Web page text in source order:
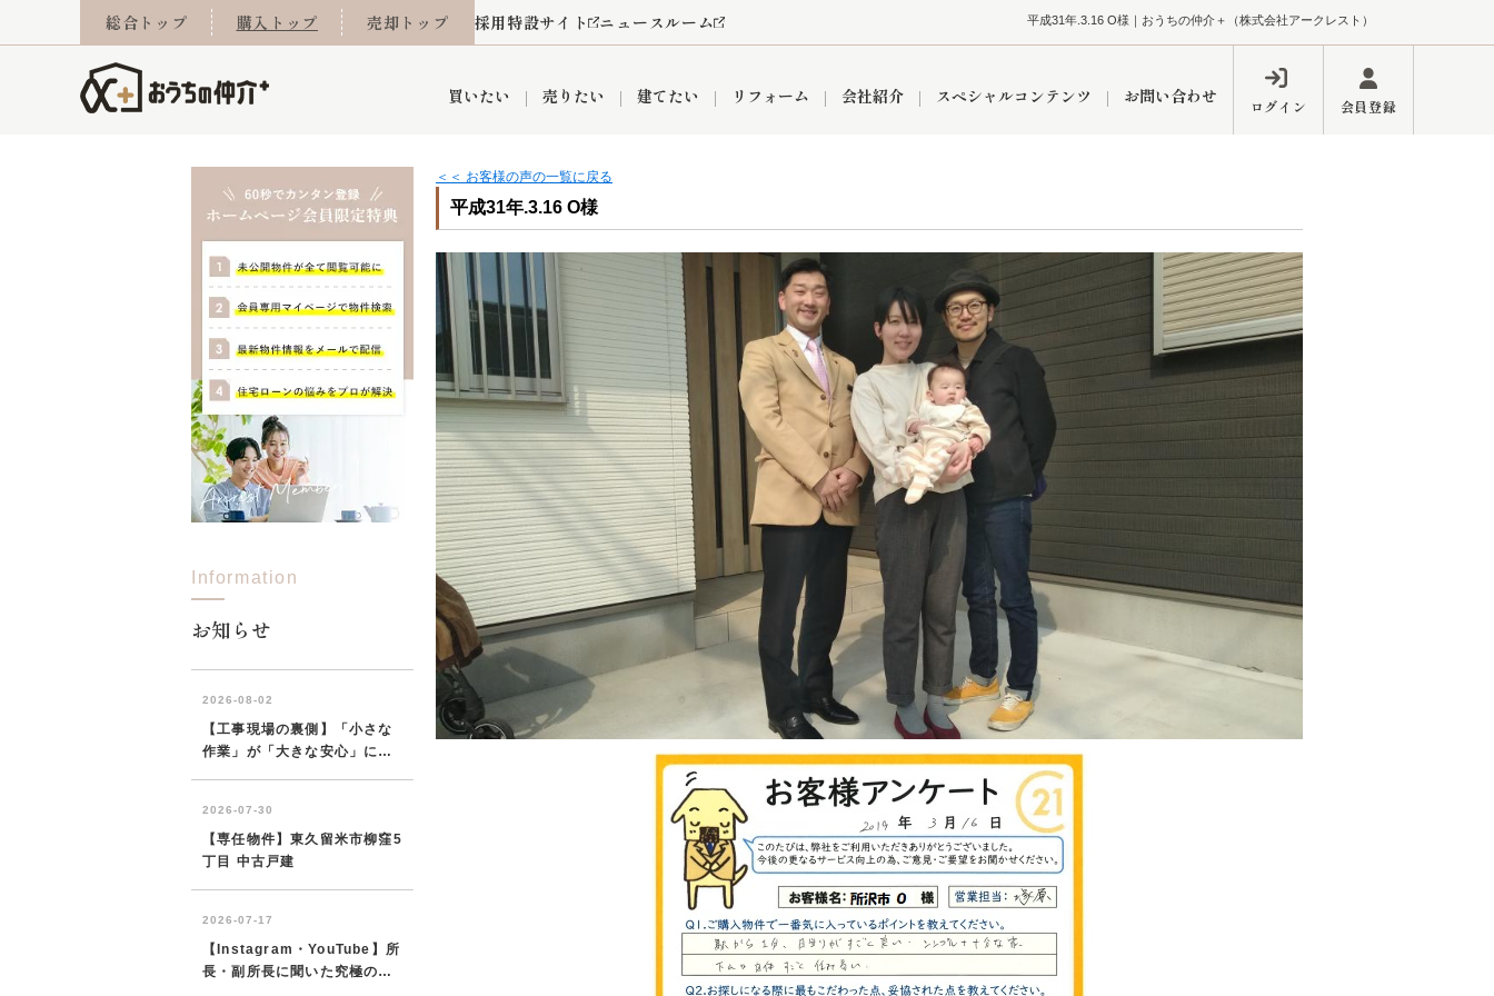
平成31年.3.16 O様｜おうちの仲介＋（株式会社アークレスト）
総合トップ 購入トップ 売却トップ 採用特設サイト ニュースルーム
買いたい
学区から探す 町名から探す お気に入り 閲覧履歴 検索履歴
当社お預かり物件 グループ会社施工物件 リノベーション済み物件
今月の住宅ローン金利 当社提携金融機関 8代疾病保証付き住宅ローン 団体信用保険 購入するメリット
所沢市 川越市 飯能市 狭山市 ふじみ野市 富士見市 志木市 新座市 朝霞市 西東京市 東村山市
東久留米市
売りたい
売却査定実績 売却成功実績 よくある質問 売却コラム 査定依頼フォーム
住み替え 離婚 不動産買取 空き家 リースバック
西東京市 東久留米市 東村山市 入間市 狭山市 富士見市 新座市 清瀬市
建てたい リフォーム
リフォーム事例 【埼玉】補助金・助成金 【東京】補助金・助成金
会社紹介
採用情報 お客様の声 創業の想い 総合不動産の強み インフォメーション ブログ
小手指営業所 所沢営業所 東所沢営業所 入間営業所 ひばりケ丘営業所 秋津営業所 東久留米営業所
おうちLABO おうちのリフォーム おうちパークグループの強み
スペシャルコンテンツ
マンションカタログ おうちパークくらぶ レンタルスペース 期間限定キャンペーン
お問い合わせ
オンライン相談予約 売却査定依頼 なんでもご相談 プライバシーポリシー
ログイン 会員登録
＜＜ お客様の声の一覧に戻る
平成31年.3.16 O様
Information
お知らせ